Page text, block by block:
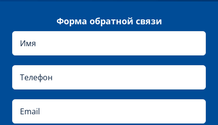
Форма обратной связи